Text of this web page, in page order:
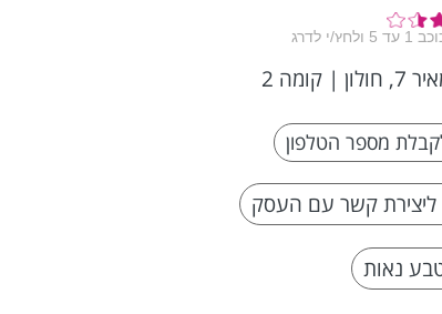
| קומה 2
ליצירת קשר עם העסק
נאות